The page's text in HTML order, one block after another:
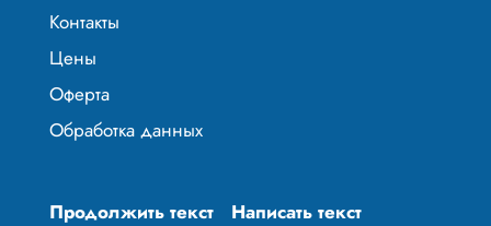
Контакты
Цены
Оферта
Обработка данных
Продолжить текст
Написать текст